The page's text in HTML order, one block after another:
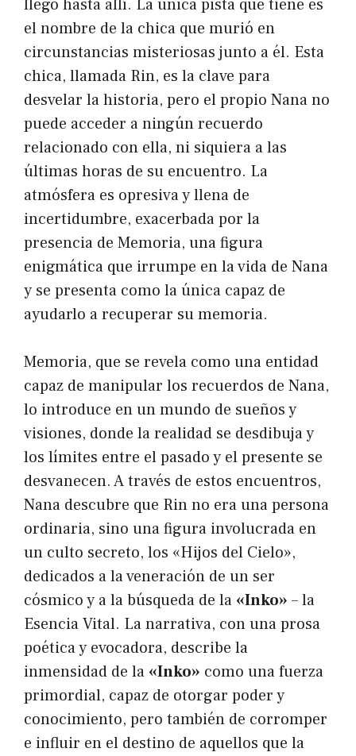
llegó hasta allí. La única pista que tiene es
el nombre de la chica que murió en
circunstancias misteriosas junto a él. Esta
chica, llamada Rin, es la clave para
desvelar la historia, pero el propio Nana no
puede acceder a ningún recuerdo
relacionado con ella, ni siquiera a las
últimas horas de su encuentro. La
atmósfera es opresiva y llena de
incertidumbre, exacerbada por la
presencia de Memoria, una figura
enigmática que irrumpe en la vida de Nana
y se presenta como la única capaz de
ayudarlo a recuperar su memoria.
Memoria, que se revela como una entidad
capaz de manipular los recuerdos de Nana,
lo introduce en un mundo de sueños y
visiones, donde la realidad se desdibuja y
los límites entre el pasado y el presente se
desvanecen. A través de estos encuentros,
Nana descubre que Rin no era una persona
ordinaria, sino una figura involucrada en
un culto secreto, los «Hijos del Cielo»,
dedicados a la veneración de un ser
cósmico y a la búsqueda de la«Inko» – la
Esencia Vital. La narrativa, con una prosa
poética y evocadora, describe la
inmensidad de la«Inko» como una fuerza
primordial, capaz de otorgar poder y
conocimiento, pero también de corromper
e influir en el destino de aquellos que la